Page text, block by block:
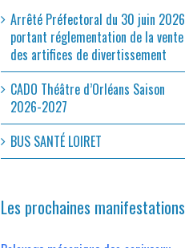
Arrêté Préfectoral du 30 juin 2026
portant réglementation de la vente
des artifices de divertissement
CADO Théâtre d’Orléans Saison
2026-2027
BUS SANTÉ LOIRET
Les prochaines manifestations